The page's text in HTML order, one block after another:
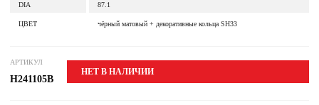
DIA 87.1
ЦВЕТ чёрный матовый + декоративные кольца SH33
АРТИКУЛ
H241105B
НЕТ В НАЛИЧИИ